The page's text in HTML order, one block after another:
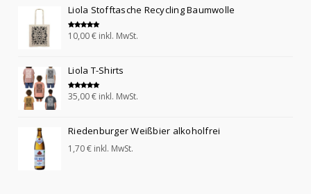
Liola Stofftasche Recycling Baumwolle
Bewertet mit
5.00
10,00€ inkl. MwSt.
Liola T-Shirts
Bewertet mit
5.00
35,00€ inkl. MwSt.
Riedenburger Weißbier alkoholfrei
1,70€ inkl. MwSt.